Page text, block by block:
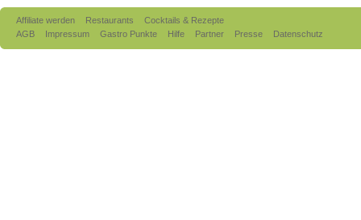
Affiliate werden Restaurants
Cocktails & Rezepte
AGB
Impressum Gastro Punkte Hilfe Partner Presse Datenschutz